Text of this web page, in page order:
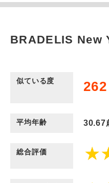
BRADELIS New
似ている度 262
平均年齢 30.67
総合評価